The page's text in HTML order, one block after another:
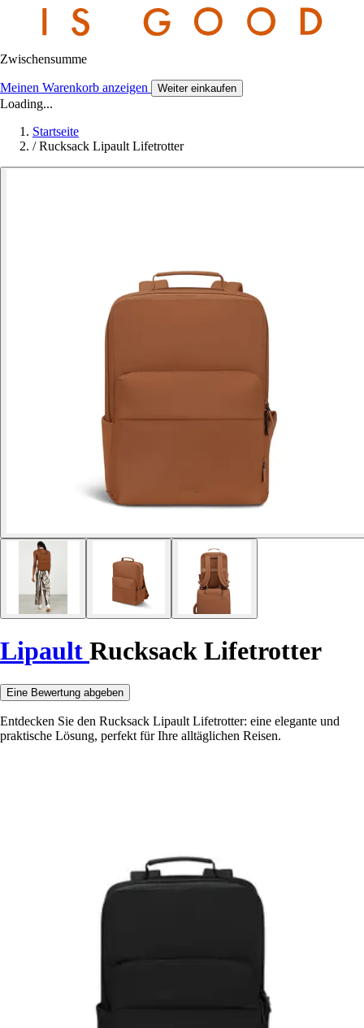
Zwischensumme
Meinen Warenkorb anzeigen Weiter einkaufen
Loading...
Startseite
/ Rucksack Lipault Lifetrotter
Lipault Rucksack Lifetrotter
Eine Bewertung abgeben
Entdecken Sie den Rucksack Lipault Lifetrotter: eine elegante und
praktische Lösung, perfekt für Ihre alltäglichen Reisen.